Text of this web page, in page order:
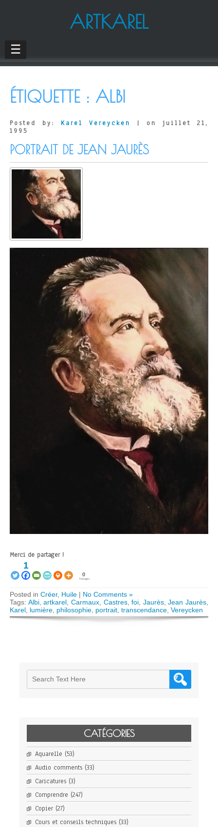
ARTKAREL
☰
ÉTIQUETTE : ALBI
Posted by: Karel Vereycken
| on juillet 21,
1995
PORTRAIT DE JEAN JAURÈS
Merci de partager !
1
0
Partages
Posted in Créer, Huile | No Comments »
Tags: Albi,artkarel Carmaux, Castres,foi Jaurès,Jean Jaurès
Karel lumière philosophie portrait transcendance Vereycken
CATÉGORIES
Aquarelle (53)
Audio comments (33)
Caricatures (3)
Comprendre (247)
Copier (27)
Cours et conseils techniques (33)